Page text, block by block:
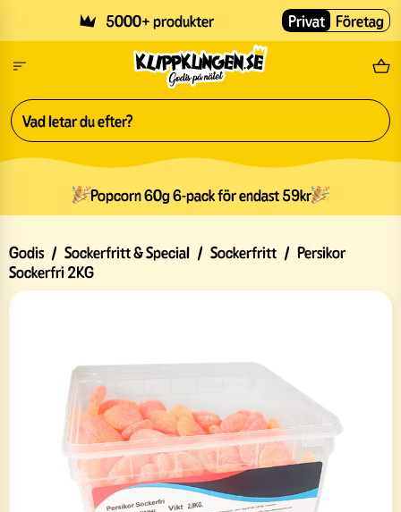
5000+ produkter Fri
Privat Företag
Popcorn 60g 6-pack för endast 59kr
Godis / Sockerfritt & Special / Sockerfritt / Persikor
Sockerfri 2KG